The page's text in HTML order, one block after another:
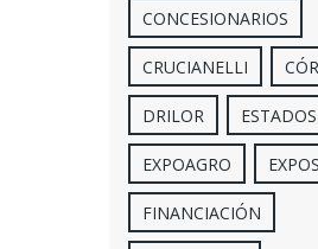
CONCESIONARIOS
CRUCIANELLI
DRILOR
EXPOAGRO
FINANCIACIÓN